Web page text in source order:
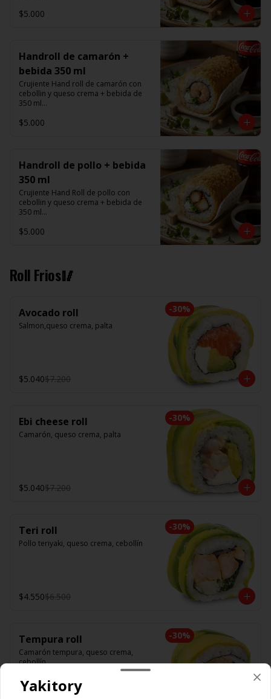
Promoción valida de Lunes a viernes
$5.000
Handroll de camarón +
bebida 350 ml
Crujiente Hand roll de camarón con
cebollin y queso crema + bebida de
350 ml
Promoción valida de Lunes a viernes
$5.000
Handroll de pollo + bebida
350 ml
Crujiente Hand Roll de pollo con
cebollin y queso crema + bebida de
350 ml
Promoción valida de Lunes a viernes
$5.000
Roll Frios🥢
-30%
Avocado roll
Salmon,queso crema, palta
$5.040$7.200
-30%
Ebi cheese roll
Camarón, queso crema, palta
$5.040$7.200
-30%
Teri roll
Pollo teriyaki, queso crema, cebollín
$4.550$6.500
-30%
Tempura roll
Camarón tempura, queso crema,
cebollín
Yakitory